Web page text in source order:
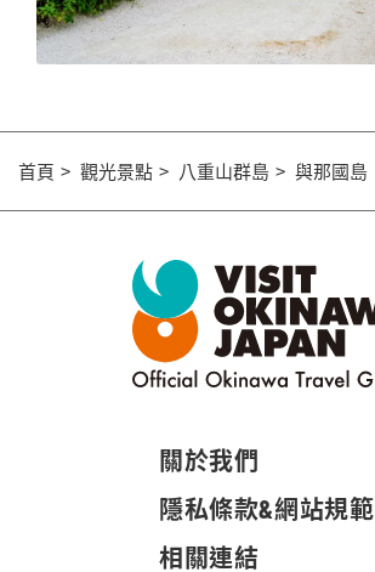
首頁 觀光景點 八重山群島 與那國島
關於我們
隱私條款&網站規範
相關連結